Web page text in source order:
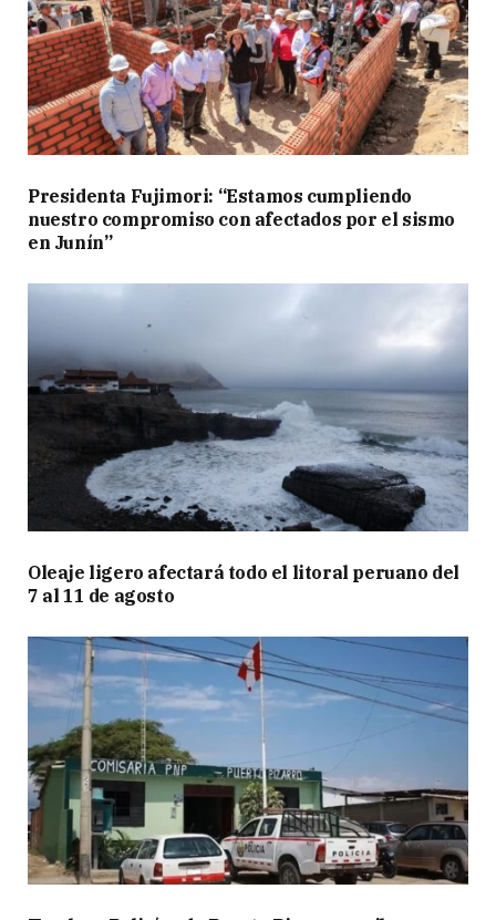
Presidenta Fujimori: “Estamos cumpliendo
nuestro compromiso con afectados por el sismo
en Junín”
Oleaje ligero afectará todo el litoral peruano del
7 al 11 de agosto